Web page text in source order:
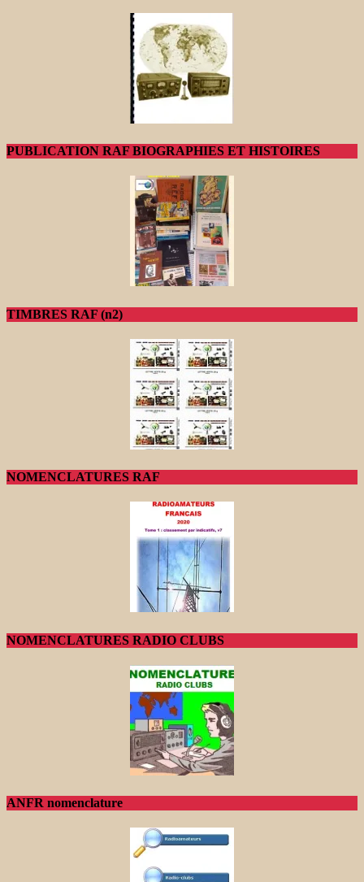
PUBLICATION RAF BIOGRAPHIES ET HISTOIRES
TIMBRES RAF (n2)
NOMENCLATURES RAF
NOMENCLATURES RADIO CLUBS
ANFR nomenclature